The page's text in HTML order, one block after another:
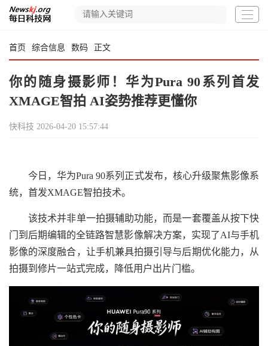
首页 综合信息 数码 正文
你的随身摄影师！华为Pura 90系列首发
XMAGE智拍 AI姿势推荐更懂你
快科技 2026-04-20 15:57:44
今日，华为Pura 90系列正式发布，核心升级聚焦影像系
统，首发XMAGE智拍技术。
该技术并非单一拍摄辅助功能，而是一套覆盖从按下快
门到后期编辑的全链路智慧影像解决方案，实现了AI与手机
影像的深度融合，让手机兼具拍摄引导与后期优化能力，从
拍摄到修片一站式完成，降低用户出片门槛。